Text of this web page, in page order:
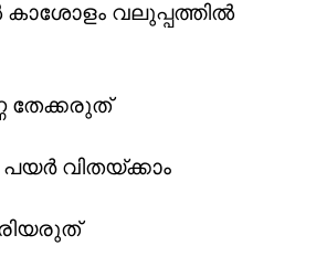
കാശോളം വലുപ്പത്തിൽ
തേക്കരുത്
വിതയ്ക്കാം